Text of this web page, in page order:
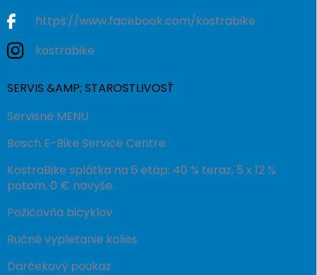
https://www.facebook.com/kostrabike
kostrabike
SERVIS &AMP; STAROSTLIVOSŤ
Servisné MENU
Bosch E-Bike Service Centre
KostraBike splátka na 6 etáp: 40 % teraz, 5 x 12 %
potom, 0 € navyše.
Požičovňa bicyklov
Ručné vypletanie kolies
Darčekový poukaz